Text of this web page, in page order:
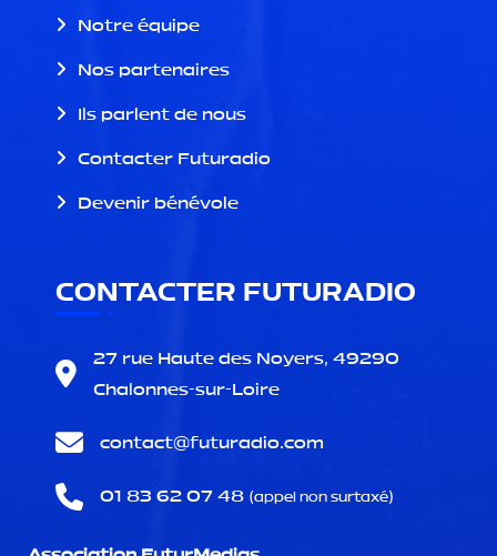
Notre équipe
Nos partenaires
Ils parlent de nous
Contacter Futuradio
Devenir bénévole
CONTACTER FUTURADIO
27 rue Haute des Noyers, 49290
Chalonnes-sur-Loire
contact@futuradio.com
01 83 62 07 48 (appel non surtaxé)